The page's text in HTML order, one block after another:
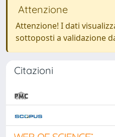
Attenzione
Attenzione! I dati
sottoposti a validazione
Citazioni